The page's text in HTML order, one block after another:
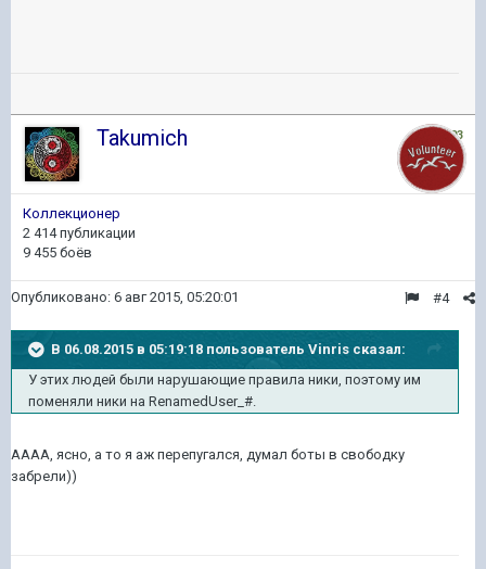
1 603
Takumich
Коллекционер
2 414 публикации
9 455 боёв
#4
Опубликовано: 6 авг 2015, 05:20:01
В 06.08.2015 в 05:19:18 пользователь Vinris сказал:
У этих людей были нарушающие правила ники, поэтому им
поменяли ники на RenamedUser_#.
АААА, ясно, а то я аж перепугался, думал боты в свободку
забрели))